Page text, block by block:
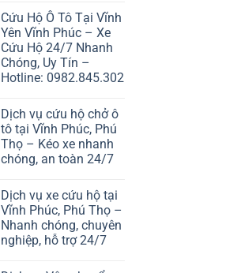
Cứu Hộ Ô Tô Tại Vĩnh
Yên Vĩnh Phúc – Xe
Cứu Hộ 24/7 Nhanh
Chóng, Uy Tín –
Hotline: 0982.845.302
Dịch vụ cứu hộ chở ô
tô tại Vĩnh Phúc, Phú
Thọ – Kéo xe nhanh
chóng, an toàn 24/7
Dịch vụ xe cứu hộ tại
Vĩnh Phúc, Phú Thọ –
Nhanh chóng, chuyên
nghiệp, hỗ trợ 24/7